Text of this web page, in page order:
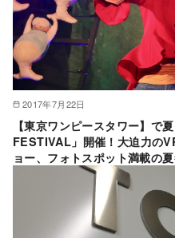
2017年7月22日
【東京ワンピースタワー】で
FESTIVAL」開催！大迫力の
ョー、フォトスポット満載の